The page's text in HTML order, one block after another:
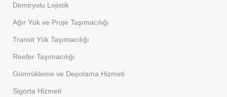
Demiryolu Lojistik
Ağır Yük ve Proje Taşımacılığı
Transit Yük Taşımacılığı
Reefer Taşımacılığı
Gümrükleme ve Depolama Hizmeti
Sigorta Hizmeti